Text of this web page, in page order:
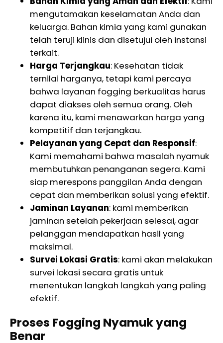
mengutamakan keselamatan Anda dan
keluarga. Bahan kimia yang kami gunakan
telah teruji klinis dan disetujui oleh instansi
terkait.
Harga Terjangkau: Kesehatan tidak
ternilai harganya, tetapi kami percaya
bahwa layanan fogging berkualitas harus
dapat diakses oleh semua orang. Oleh
karena itu, kami menawarkan harga yang
kompetitif dan terjangkau.
Pelayanan yang Cepat dan Responsif:
Kami memahami bahwa masalah nyamuk
membutuhkan penanganan segera. Kami
siap merespons panggilan Anda dengan
cepat dan memberikan solusi yang efektif.
Jaminan Layanan: kami memberikan
jaminan setelah pekerjaan selesai, agar
pelanggan mendapatkan hasil yang
maksimal.
Survei Lokasi Gratis: kami akan melakukan
survei lokasi secara gratis untuk
menentukan langkah langkah yang paling
efektif.
Proses Fogging Nyamuk yang
Benar